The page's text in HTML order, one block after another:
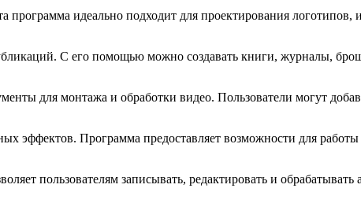
программа идеально подходит для проектирования
С его помощью можно создавать книги, журналы,
для монтажа и обработки видео. Пользователи могут
эффектов. Программа предоставляет возможности для
пользователям записывать, редактировать и